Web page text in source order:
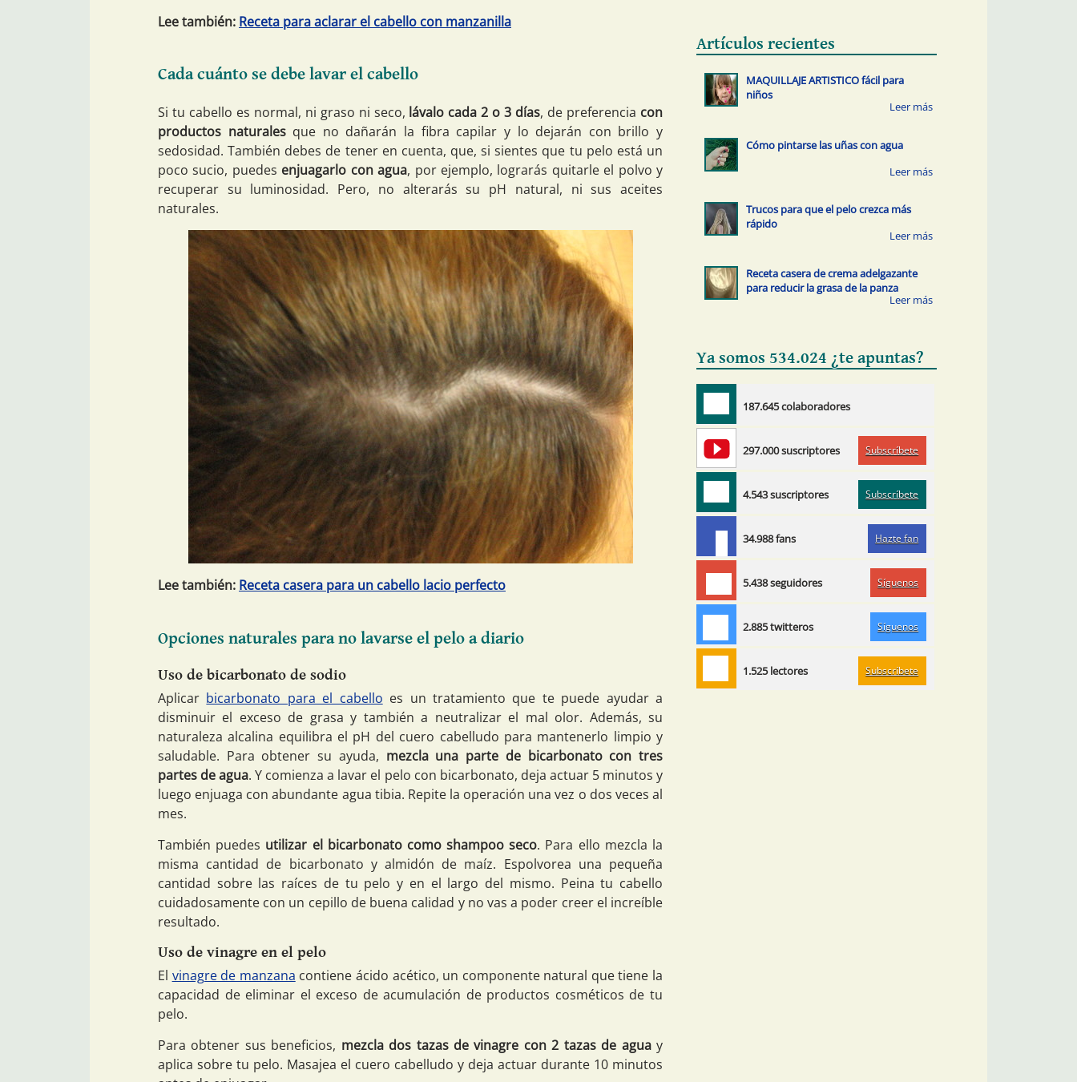
Lee también: Receta para aclarar el cabello con manzanilla
Cada cuánto se debe lavar el cabello
Si tu cabello es normal, ni graso ni seco, lávalo cada 2 o 3 días, de preferencia con
productos naturalesque no dañarán la fibra capilar y lo dejarán con brillo y
sedosidad. También debes de tener en cuenta, que, si sientes que tu pelo está un
poco sucio, puedes enjuagarlo con agua, por ejemplo, lograrás quitarle el polvo y
recuperar su luminosidad. Pero, no alterarás su pH natural, ni sus aceites
naturales.
Lee también: Receta casera para un cabello lacio perfecto
Opciones naturales para no lavarse el pelo a diario
Uso de bicarbonato de sodio
Aplicar bicarbonato para el cabello es un tratamiento que te puede ayudar a
disminuir el exceso de grasa y también a neutralizar el mal olor. Además, su
naturaleza alcalina equilibra el pH del cuero cabelludo para mantenerlo limpio y
saludable. Para obtener su ayuda, mezcla una parte de bicarbonato con tres
partes de agua. Y comienza a lavar el pelo con bicarbonato, deja actuar 5 minutos y
luego enjuaga con abundante agua tibia. Repite la operación una vez o dos veces al
mes.
También puedes utilizar el bicarbonato como shampoo seco. Para ello mezcla la
misma cantidad de bicarbonato y almidón de maíz. Espolvorea una pequeña
cantidad sobre las raíces de tu pelo y en el largo del mismo. Peina tu cabello
cuidadosamente con un cepillo de buena calidad y no vas a poder creer el increíble
resultado.
Uso de vinagre en el pelo
El vinagre de manzana contiene ácido acético, un componente natural que tiene la
capacidad de eliminar el exceso de acumulación de productos cosméticos de tu
pelo.
Para obtener sus beneficios, mezcla dos tazas de vinagre con 2 tazas de aguay
aplica sobre tu pelo. Masajea el cuero cabelludo y deja actuar durante 10 minutos
Artículos recientes
MAQUILLAJE ARTISTICO fácil para
niños
Cómo pintarse las uñas con agua
Trucos para que el pelo crezca más
rápido
Receta casera de crema adelgazante
para reducir la grasa de la panza
Ya somos 534.024 ¿te apuntas?
187.645 colaboradores
297.000 suscriptores Subscríbete
4.543 suscriptores Subscríbete
34.988 fans Hazte fan
5.438 seguidores Síguenos
2.885 twitteros Síguenos
1.525 lectores Subscríbete